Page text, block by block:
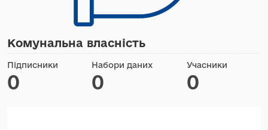
Комунальна власність
Підписники
0
Набори даних
0
Учасники
0